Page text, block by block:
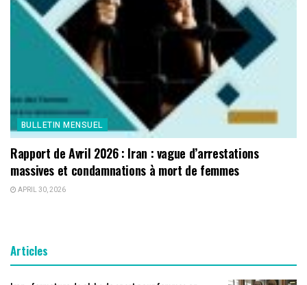
BULLETIN MENSUEL
Rapport de Avril 2026 : Iran : vague d’arrestations
massives et condamnations à mort de femmes
APRIL 30, 2026
Articles